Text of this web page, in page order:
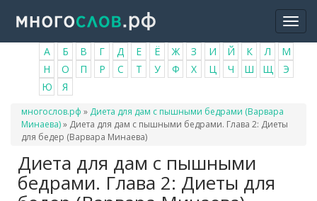
основному
содержанию
А Б В Г Д Е Ё Ж З И Й К Л
М
Н
О П Р С Т У Ф Х Ц Ч Ш Щ
Э
Ю
Я
Вы
здесь
многослов.рф » Диета для дам с пышными бедрами (Варвара
Минаева)» Диета для дам с пышными бедрами. Глава 2: Диеты
для бедер (Варвара Минаева)
Диета для дам с пышными
бедрами. Глава 2: Диеты для